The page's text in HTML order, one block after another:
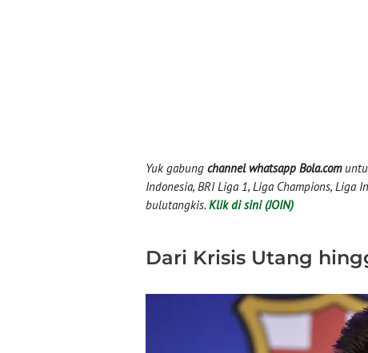
Yuk gabung channel whatsapp Bola.com
Indonesia, BRI Liga 1, Liga Champions, Liga
bulutangkis. Klik di sini (JOIN)
Dari Krisis Utang